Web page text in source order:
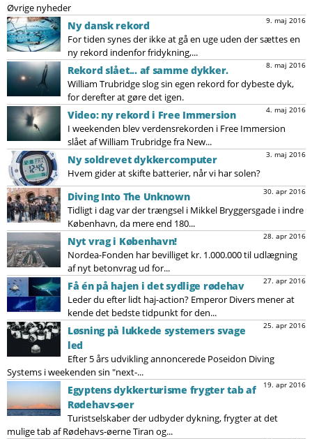
Øvrige nyheder
9. maj 2016
Ny dansk rekord
For tiden synes der ikke at gå en uge uden der sættes en
ny rekord indenfor fridykning,...
8. maj 2016
Rekord slået... af samme dykker.
William Trubridge slog sin egen rekord for dybeste dyk,
for derefter at gøre det igen.
4. maj 2016
Video: ny rekord i Free Immersion
I weekenden blev verdensrekorden i Free Immersion
slået af William Trubridge fra New...
3. maj 2016
Ny soldrevet dykkercomputer
Hvem gider at skifte batterier, når vi har solen?
30. apr 2016
Diving Into The Unknown
Tidligt i dag var der trængsel i Mikkel Bryggersgade i indre
København, da mere end 180...
28. apr 2016
Nyt vrag i København!
Nordea-Fonden har bevilliget kr. 1.000.000 til udlægning
af nyt betonvrag ud for...
27. apr 2016
Få én på hajen i det sydlige rødehav
Leder du efter lidt haj-action? Emperor Divers mener at
kende det bedste tidpunkt for den...
25. apr 2016
Løsning på lukkede systemers svage
led
Efter 5 års udvikling annoncerede Poseidon Diving
Systems i weekenden sin "next-...
19. apr 2016
Egyptens dykkerturisme frygter tab af
Rødehavs-øer
Turistselskaber der udbyder dykning, frygter at det
mulige tab af Rødehavs-øerne Tiran og...